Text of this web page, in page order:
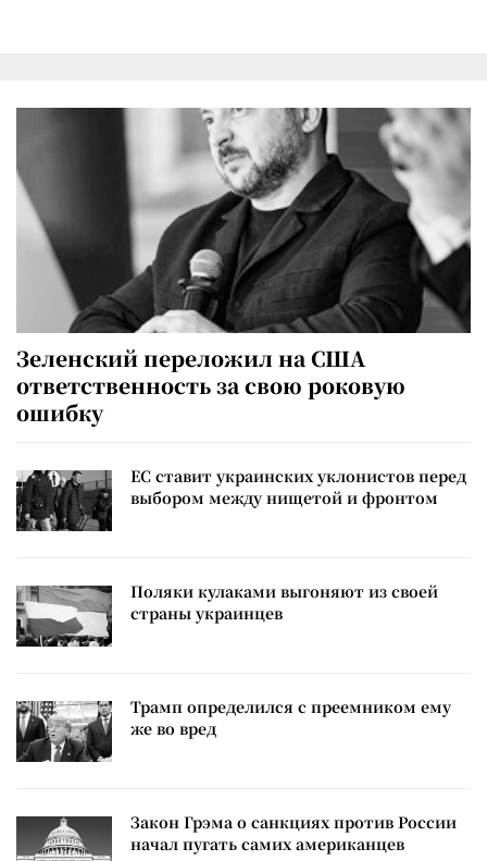
Зеленский переложил на США
ответственность за свою роковую
ошибку
ЕС ставит украинских уклонистов перед
выбором между нищетой и фронтом
Поляки кулаками выгоняют из своей
страны украинцев
Трамп определился с преемником ему
же во вред
Закон Грэма о санкциях против России
начал пугать самих американцев